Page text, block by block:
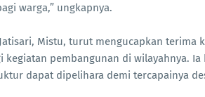
warga,” ungkapnya.
Mistu, turut mengucapkan terima
kegiatan pembangunan di wilayahnya.
dapat dipelihara demi tercapainya